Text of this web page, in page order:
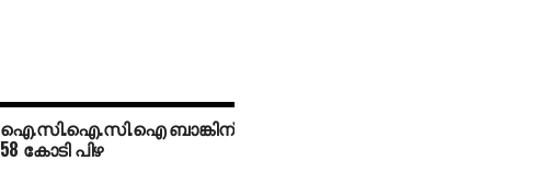
ഐ.സി.ഐ.സി.ഐ ബാങ്കിന്
58 കോടി പിഴ